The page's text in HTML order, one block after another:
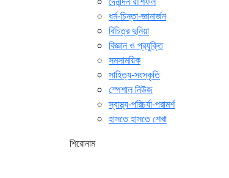
ধর্ম-চিন্তা-জ্ঞানার্জন
বিচিত্র দুনিয়া
বিজ্ঞান ও প্রযুক্তি
সমসাময়িক
সাহিত্য-সংস্কৃতি
স্পেশাল নিউজ
স্বাস্থ্য-পরিচর্যা-পরামর্শ
হাসতে হাসতে শেখা
শিরোনাম